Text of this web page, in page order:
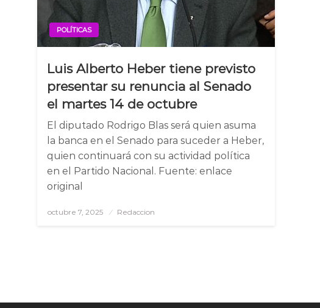
POLÍTICAS
Luis Alberto Heber tiene previsto
presentar su renuncia al Senado
el martes 14 de octubre
El diputado Rodrigo Blas será quien asuma
la banca en el Senado para suceder a Heber,
quien continuará con su actividad política
en el Partido Nacional. Fuente: enlace
original
Posted
octubre 7, 2025 Redaccion